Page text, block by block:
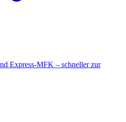
Express-MFK – schneller zur